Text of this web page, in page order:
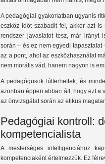
A pedagógiai gyakorlatban ugyanis
eszköz időt szabadít fel, akkor azt
rendszer javaslatot tesz, már irányt
során – és ez nem egyedi
az a pont, ahol az eszközhasználat
nem morális vád, hanem nagyon is
A pedagógusok túlterheltek, és
azonban éppen abban áll, hogy ezt a
az önvizsgálat során az etikus
Pedagógiai kontroll:
kompetencialista
A mesterséges intelligenciához
kompetenciaként értelmezzük. Ez